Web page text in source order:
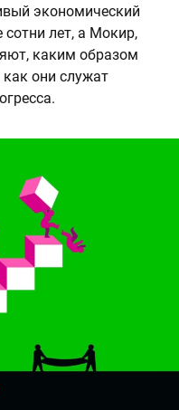
экономический
сотни лет, а Мокир,
каким образом
они служат